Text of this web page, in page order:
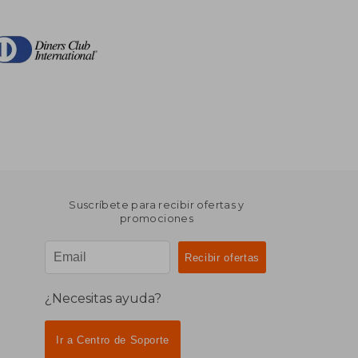
Suscríbete para recibir ofertas y
promociones
¿Necesitas ayuda?
Ir a Centro de Soporte